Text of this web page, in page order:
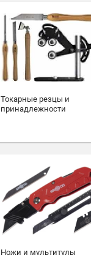
Токарные резцы и
принадлежности
Ножи и мультитулы